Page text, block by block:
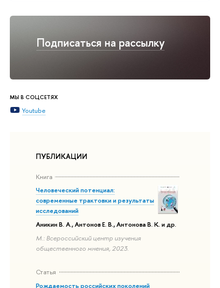
Подписаться на рассылку
МЫ В СОЦСЕТЯХ
Youtube
ПУБЛИКАЦИИ
Книга
Человеческий потенциал:
современные трактовки и результаты
исследований
Аникин В. А., Антонов Е. В., Антонова В. К. и др.
М.: Всероссийский центр изучения
общественного мнения, 2023.
Статья
Рождаемость российских поколений